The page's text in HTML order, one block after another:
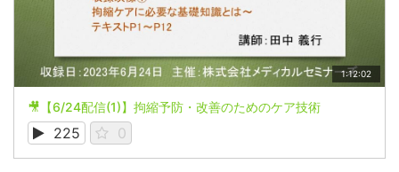
1:12:02
🎥【6/24配信(1)】拘縮予防・改善のためのケア技術
225 0